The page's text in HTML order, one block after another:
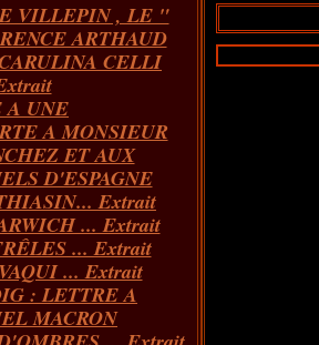
VILLEPIN , LE "
ARTHAUD
CELLI
A UNE
A MONSIEUR
ET AUX
D'ESPAGNE
Extrait
... Extrait
... Extrait
... Extrait
: LETTRE A
MACRON